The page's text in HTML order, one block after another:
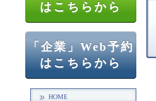
はこちらから
「企業」Web予約
はこちらから
HOME